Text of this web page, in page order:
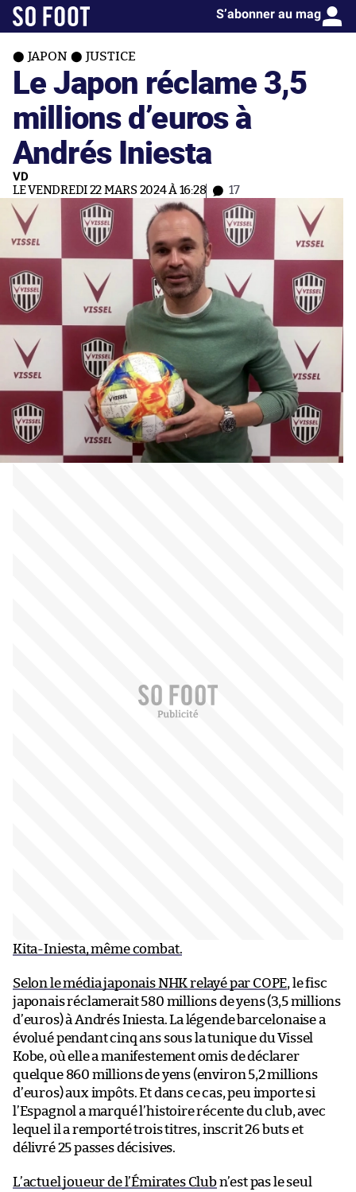
S’abonner au mag
JAPON JUSTICE
Le Japon réclame 3,5
millions d’euros à
Andrés Iniesta
VD
LE VENDREDI 22 MARS 2024 À 16:28 17
Kita-Iniesta, même combat.
Selon le média japonais NHK relayé par COPE, le fisc
japonais réclamerait 580 millions de yens (3,5 millions
d’euros) à Andrés Iniesta. La légende barcelonaise a
évolué pendant cinq ans sous la tunique du Vissel
Kobe, où elle a manifestement omis de déclarer
quelque 860 millions de yens (environ 5,2 millions
d’euros) aux impôts. Et dans ce cas, peu importe si
l’Espagnol a marqué l’histoire récente du club, avec
lequel il a remporté trois titres, inscrit 26 buts et
délivré 25 passes décisives.
L’actuel joueur de l’Émirates Clubn’est pas le seul